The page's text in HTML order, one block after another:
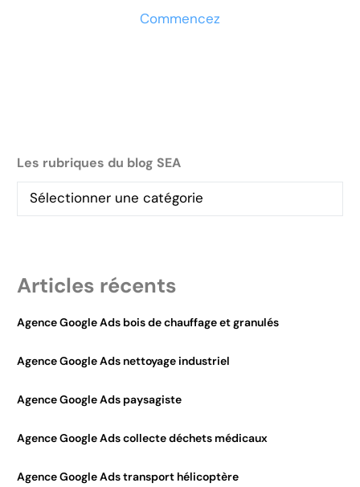
Commencez
Les rubriques du blog SEA
Articles récents
Agence Google Ads bois de chauffage et granulés
Agence Google Ads nettoyage industriel
Agence Google Ads paysagiste
Agence Google Ads collecte déchets médicaux
Agence Google Ads transport hélicoptère